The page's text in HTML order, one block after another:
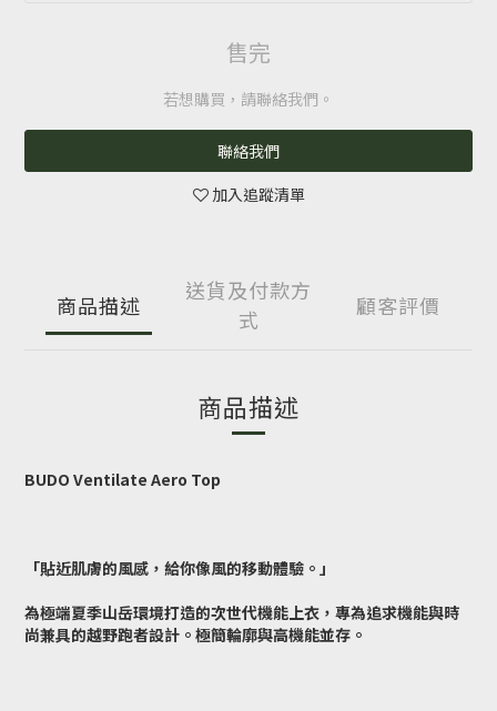
售完
若想購買，請聯絡我們。
聯絡我們
加入追蹤清單
商品描述
送貨及付款方
式
顧客評價
商品描述
BUDO Ventilate Aero Top
「貼近肌膚的風感，給你像風的移動體驗。」
為極端夏季山岳環境打造的次世代機能上衣，專為追求機能與時
尚兼具的越野跑者設計。極簡輪廓與高機能並存。